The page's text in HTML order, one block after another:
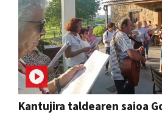
Kantujira taldearen saioa